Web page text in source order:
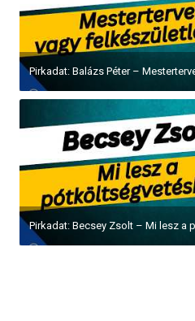
Pirkadat: Balázs Péter –
Pirkadat: Becsey Zsolt – Mi lesz a